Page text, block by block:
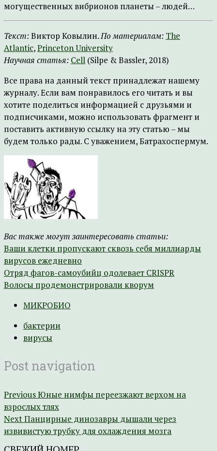
могущественных вибрионов планеты – людей…
Текст:Виктор Ковылин.По материалам: The
Atlantic,Princeton University
Научная статья: Cell (Silpe & Bassler, 2018)
Все права на данный текст принадлежат нашему
журналу. Если вам понравилось его читать и вы
хотите поделиться информацией с друзьями и
подписчиками, можно использовать фрагмент и
поставить активную ссылку на эту статью – мы
будем только рады. С уважением, Батрахоспермум.
Вас также могут заинтересовать статьи:
Ваши клетки пропускают сквозь себя миллиарды
вирусов ежедневно
Отряд фагов-самоубийц одолевает CRISPR
Волосы продемонстрировали кворум
МИКРОБИО
бактерии
вирусы
Post navigation
PreviousЮные нимфы переезжают верхом на
взрослых тлях
NextПанцирные динозавры дышали через
извивистую трубку для охлаждения мозга